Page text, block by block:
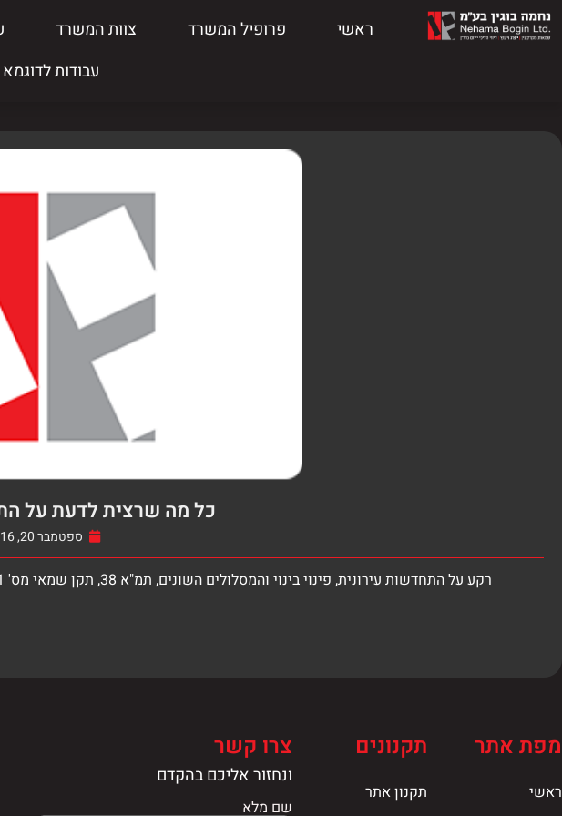
ראשי פרופיל המשרד צוות המשרד
עבודות לדוגמא
כל מה שרצית לדעת על
ספטמבר 20, 2016
רקע על התחדשות עירונית, פינוי בינוי והמסלולים השונים, תמ"א 38, תקן שמאי מס' 21, קביעת מס' יחידות הדיור בתב"ע החדשה, אומדן שווי התמורה לדייר.
מפת אתר
ראשי
תקנונים
תקנון אתר
צרו קשר
ונחזור אליכם בהקדם
שם מלא